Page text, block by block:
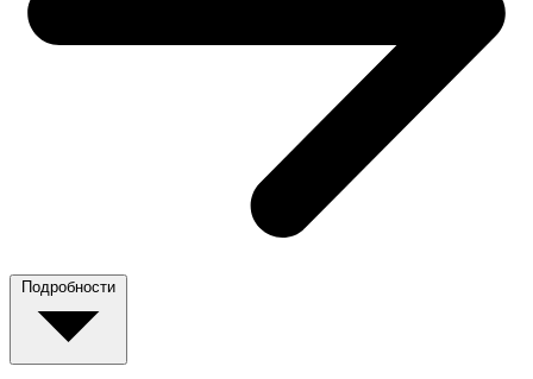
Подробности